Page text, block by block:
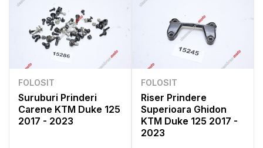
FOLOSIT
Suruburi Prinderi
Carene KTM Duke 125
2017 - 2023
FOLOSIT
Riser Prindere
Superioara Ghidon
KTM Duke 125 2017 -
2023